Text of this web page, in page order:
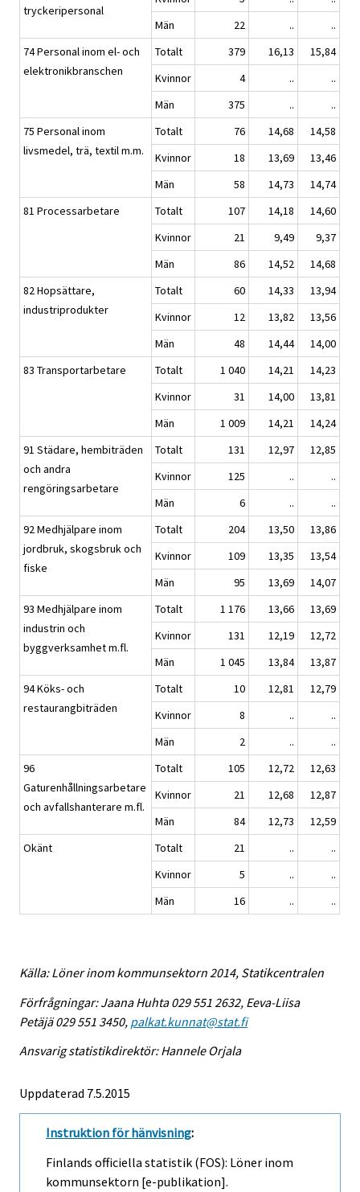
tryckeripersonal
Män
22 ..
..
74 Personal inom el- och
elektronikbranschen
Totalt 379 16,13
15,84
Kvinnor
4 ..
..
Män
375 ..
..
75 Personal inom
livsmedel, trä, textil m.m.
Totalt 76 14,68
14,58
Kvinnor
18 13,69
13,46
Män
58 14,73
14,74
81 Processarbetare
Totalt 107 14,18
14,60
Kvinnor
21 9,49
9,37
Män
86 14,52
14,68
82 Hopsättare,
industriprodukter
Totalt 60 14,33
13,94
Kvinnor
12 13,82
13,56
Män
48 14,44
14,00
83 Transportarbetare
Totalt 1 040 14,21
14,23
Kvinnor
31 14,00
13,81
Män
1 009 14,21
14,24
91 Städare, hembiträden
och andra
rengöringsarbetare
Totalt 131 12,97
12,85
Kvinnor
125 ..
..
Män
6 ..
..
92 Medhjälpare inom
jordbruk, skogsbruk och
fiske
Totalt 204 13,50
13,86
Kvinnor
109 13,35
13,54
Män
95 13,69
14,07
93 Medhjälpare inom
industrin och
byggverksamhet m.fl.
Totalt 1 176 13,66
13,69
Kvinnor
131 12,19
12,72
Män
1 045 13,84
13,87
94 Köks- och
restaurangbiträden
Totalt 10 12,81
12,79
Kvinnor
8 ..
..
Män
2 ..
..
96
Gaturenhållningsarbetare
och avfallshanterare m.fl.
Totalt 105 12,72
12,63
Kvinnor
21 12,68
12,87
Män
84 12,73
12,59
Okänt
Totalt 21 ..
..
Kvinnor
5 ..
..
Män
16 .. ..
Källa: Löner inom kommunsektorn 2014, Statikcentralen
Förfrågningar: Jaana Huhta 029 551 2632, Eeva-Liisa
Petäjä 029 551 3450, palkat.kunnat@stat.fi
Ansvarig statistikdirektör: Hannele Orjala
Uppdaterad 7.5.2015
Instruktion för hänvisning:
Finlands officiella statistik (FOS): Löner inom
kommunsektorn [e-publikation].